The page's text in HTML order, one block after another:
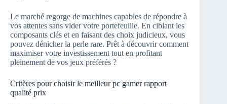
Le marché regorge de machines capables de répondre à
vos attentes sans vider votre portefeuille. En ciblant les
composants clés et en faisant des choix judicieux, vous
pouvez dénicher la perle rare. Prêt à découvrir comment
maximiser votre investissement tout en profitant
pleinement de vos jeux préférés ?
Critères pour choisir le meilleur pc gamer rapport
qualité prix